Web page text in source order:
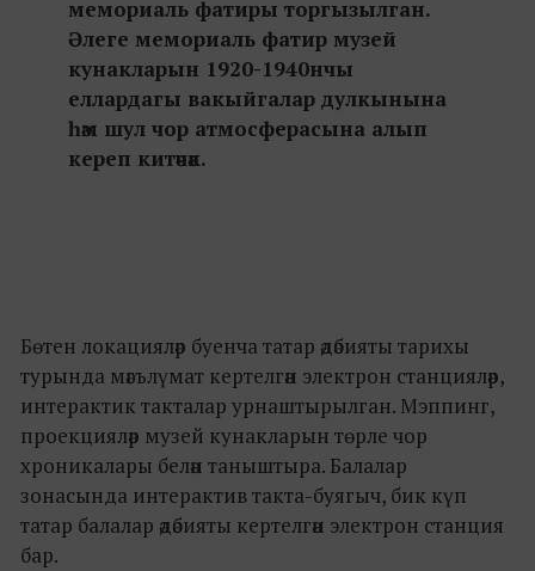
мемориаль фатиры торгызылган.
Әлеге мемориаль фатир музей
кунакларын 1920-1940нчы
еллардагы вакыйгалар дулкынына
һәм шул чор атмосферасына алып
кереп китәчәк.
Бөтен локацияләр буенча татар әдәбияты тарихы
турында мәгълүмат кертелгән электрон станцияләр,
интерактик такталар урнаштырылган. Мэппинг,
проекцияләр музей кунакларын төрле чор
хроникалары белән таныштыра. Балалар
зонасында интерактив такта-буягыч, бик күп
татар балалар әдәбияты кертелгән электрон станция
бар.